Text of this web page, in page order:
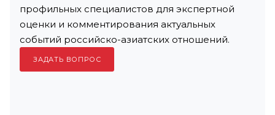
профильных специалистов для экспертной
оценки и комментирования актуальных
событий российско-азиатских отношений.
ЗАДАТЬ ВОПРОС